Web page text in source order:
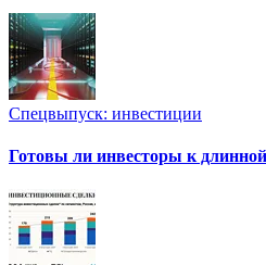
Спецвыпуск: инвестиции
Готовы ли инвесторы к